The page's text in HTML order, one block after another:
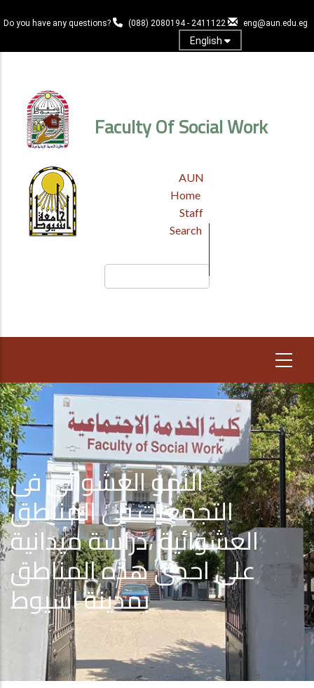
to
content
Do you have any questions? (088) 2080194 - 2411122 eng@aun.edu.eg
English
Faculty Of Social Work
HEADER
MENU
AUN
Home
Staff
Search
النمو العشوائى فى
التجمعات فى المناطق
العشوائية ،دراسة ميدانية
على احدى هذه المناطق
بمدينة اسيوط